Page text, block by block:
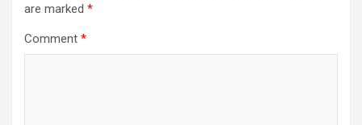
are marked *
Comment *